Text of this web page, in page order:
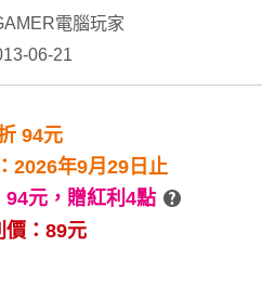
電腦玩家
06-21
94元
2026年9月29日止
元， 贈紅利4點
價：89元